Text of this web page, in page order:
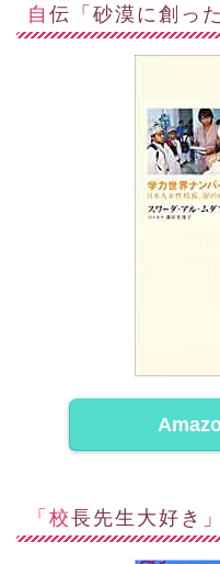
自伝「砂漠に創っ
「校長先生大好き」